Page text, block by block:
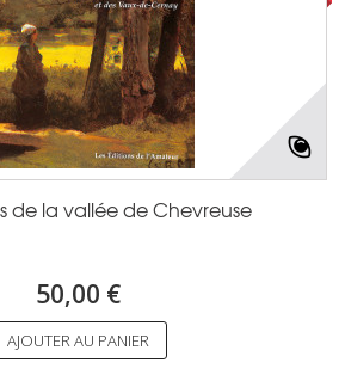
de la vallée de Chevreuse
50,00 €
AJOUTER AU PANIER